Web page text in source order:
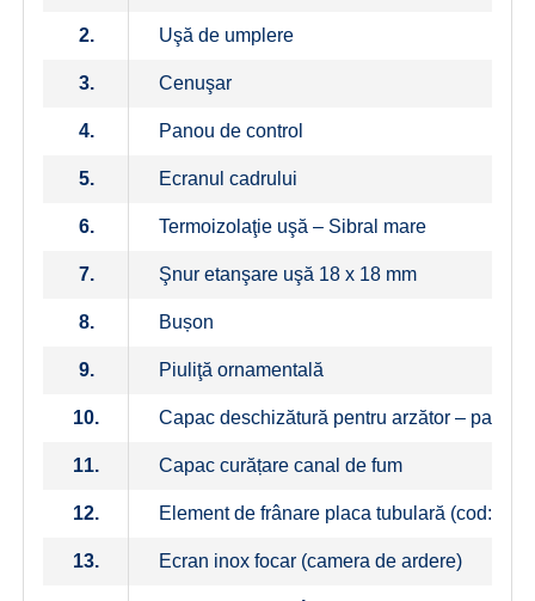
2. Uşă de umplere
3. Cenuşar
4. Panou de control
5. Ecranul cadrului
6. Termoizolaţie uşă – Sibral mare
7. Şnur etanşare uşă 18 x 18 mm
8. Bușon
9. Piuliţă ornamentală
10. Capac deschizătură pentru arzător – panou
11. Capac curățare canal de fum
12. Element de frânare placa tubulară (cod:
13. Ecran inox focar (camera de ardere)